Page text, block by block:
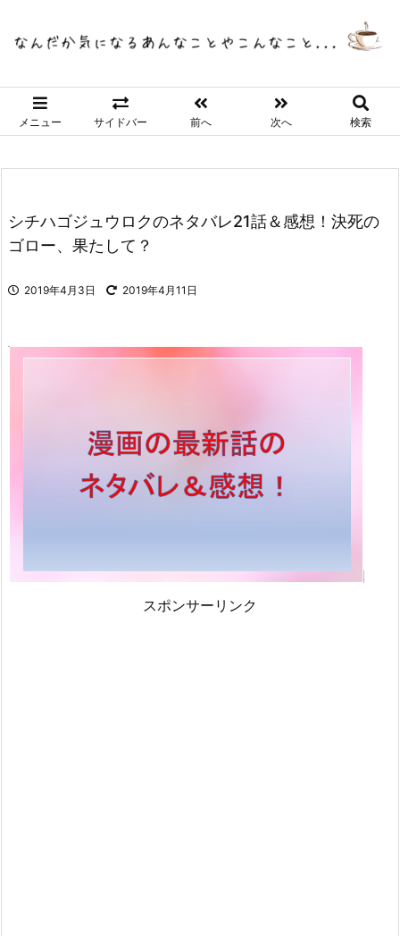
メニュー サイドバー 前へ 次へ 検索
シチハゴジュウロクのネタバレ21話＆感想！決死の
ゴロー、果たして？
2019年4月3日 2019年4月11日
スポンサーリンク